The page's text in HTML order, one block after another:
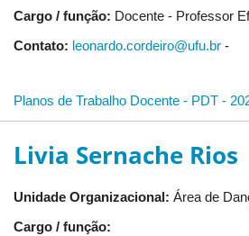
Cargo / função: Docente - Professor
Contato: leonardo.cordeiro@ufu.br -
Planos de Trabalho Docente - PDT -
Livia Sernache Rios
Unidade Organizacional: Área de
Cargo / função: